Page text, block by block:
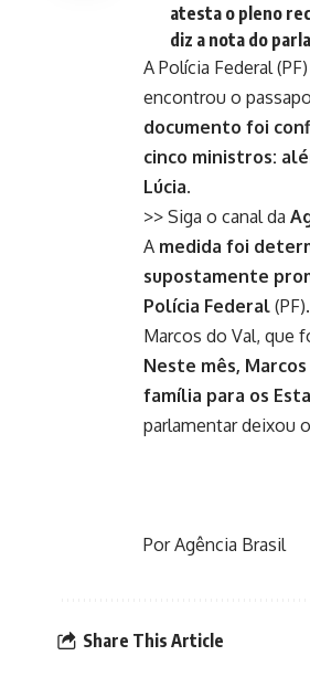
atesta o pleno
diz a nota do
A Polícia Federal
encontrou o
documento foi
cinco ministros:
Lúcia.
>> Siga o canal da
A medida foi
supostamente
Polícia Federal
Marcos do Val, que
Neste mês,
família para os
parlamentar deixou
Por Agência Brasil
Share This Article